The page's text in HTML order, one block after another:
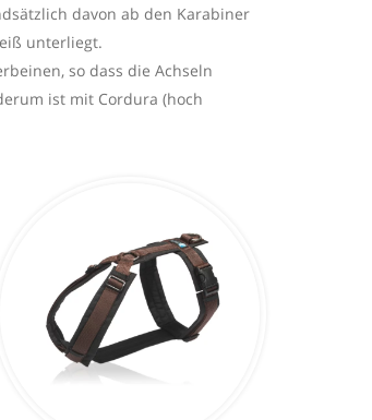
davon ab den Karabiner
unterliegt.
so dass die Achseln
ist mit Cordura (hoch